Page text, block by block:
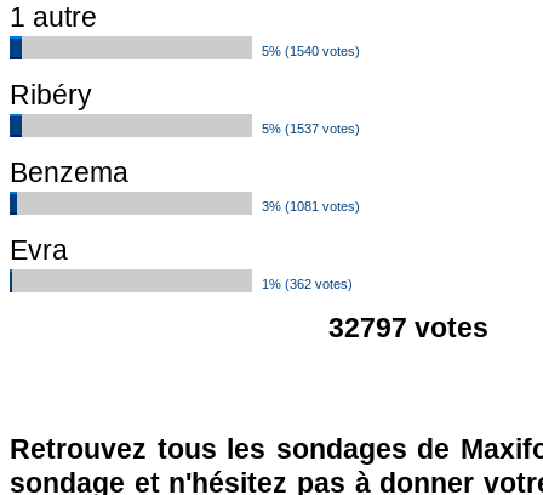
1 autre
5% (1540 votes)
Ribéry
5% (1537 votes)
Benzema
3% (1081 votes)
Evra
1% (362 votes)
32797 votes
Retrouvez tous les sondages de
sondage et n'hésitez pas à donner